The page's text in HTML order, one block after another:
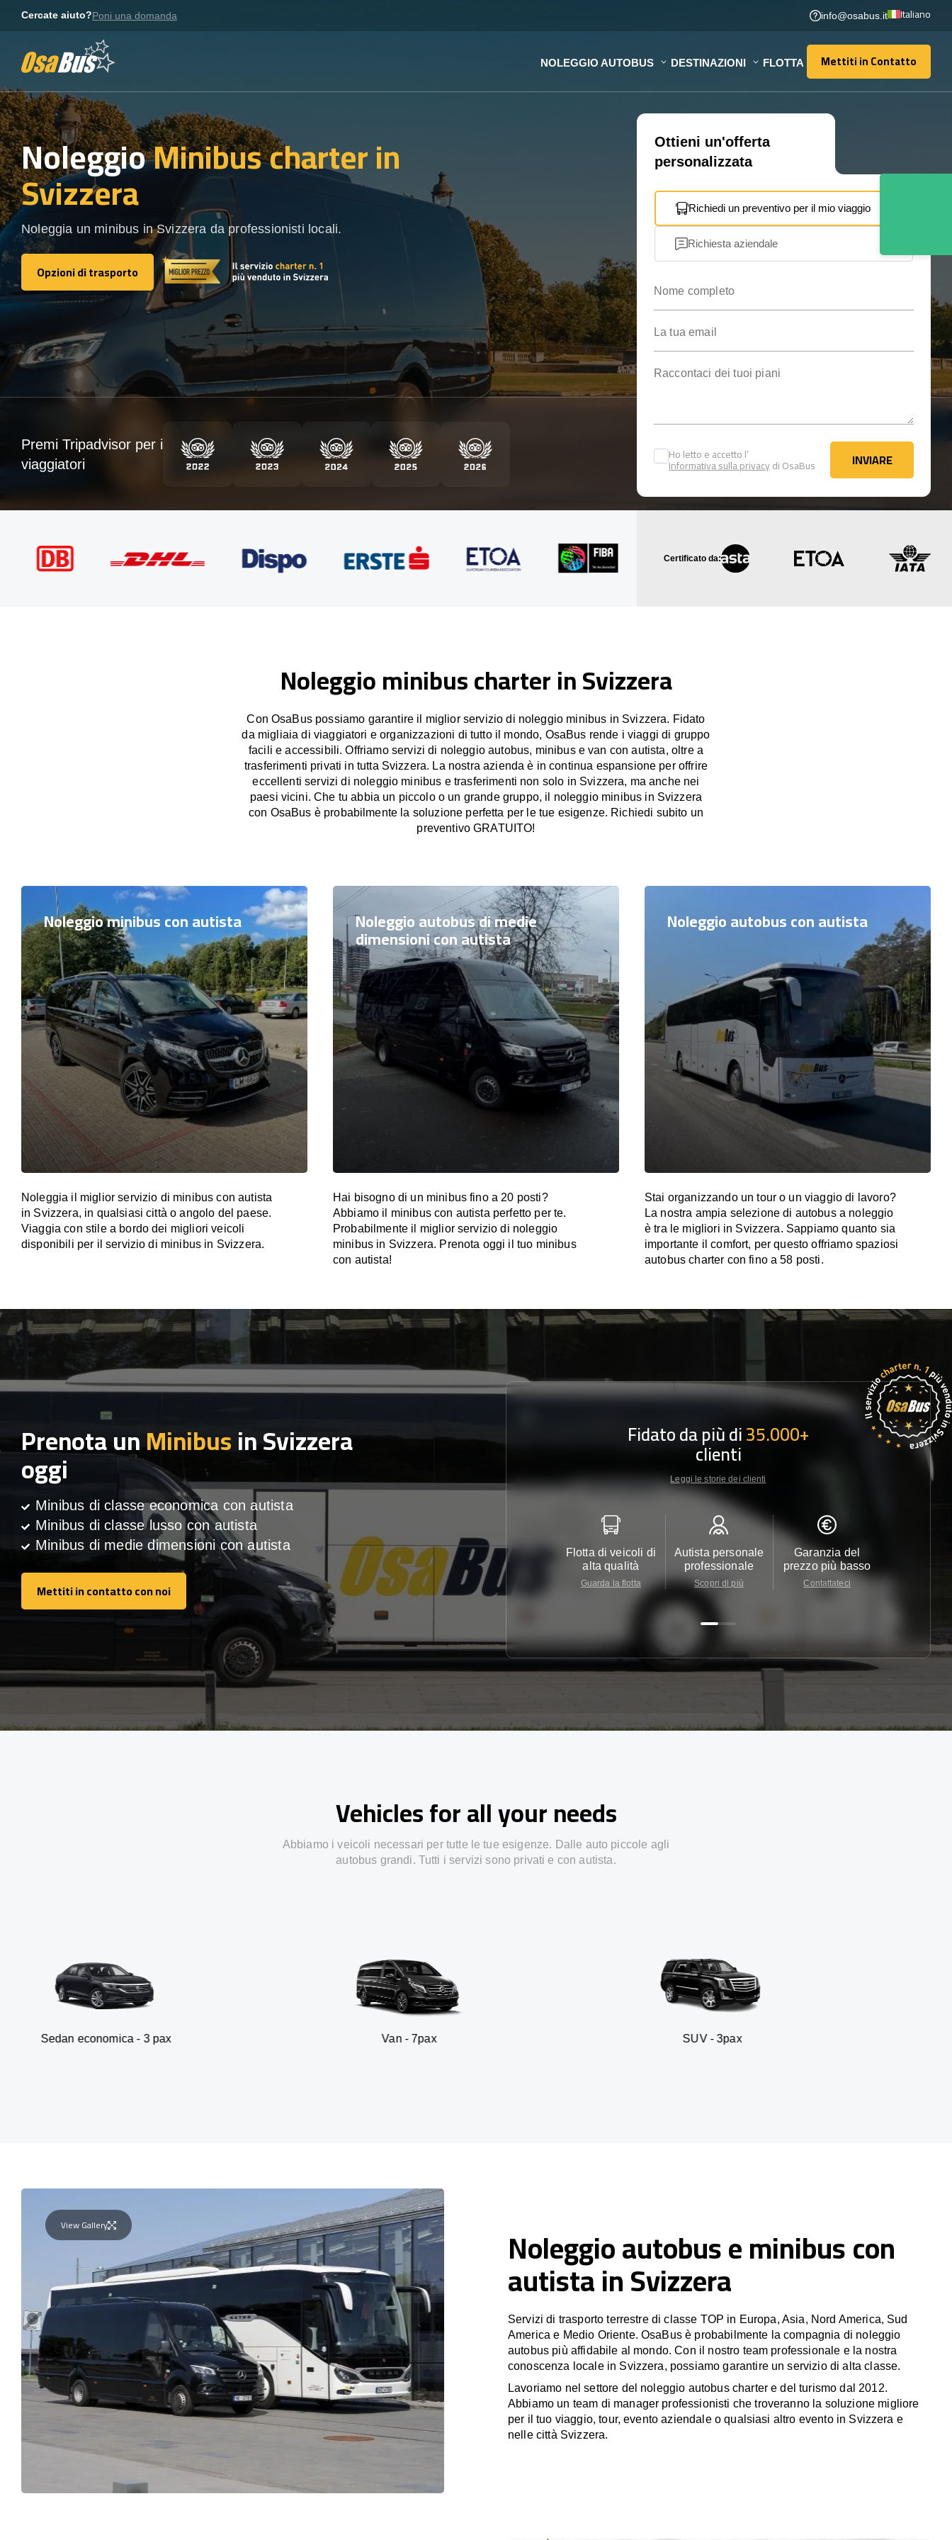
Cercate aiuto?Poni una domanda info@osabus.it Italiano
NOLEGGIO AUTOBUS DESTINAZIONI FLOTTA Mettiti in Contatto
Mettiti in Contatto
NoleggioMinibus charterin
Svizzera
Noleggia un minibus in Svizzera da professionisti locali.
Opzioni di trasporto
Opzioni di trasporto
Ottieni un'offerta
personalizzata
Richiedi un preventivo per il mio viaggio
Richiesta aziendale
Ho letto e accetto l’
Informativa sulla privacydi OsaBus INVIARE
INVIARE
Premi Tripadvisor per i
viaggiatori
Certificato da:
Noleggio minibus charter in Svizzera
Con OsaBus possiamo garantire il miglior servizio di noleggio minibus in Svizzera. Fidato
da migliaia di viaggiatori e organizzazioni di tutto il mondo, OsaBus rende i viaggi di gruppo
facili e accessibili. Offriamo servizi di noleggio autobus, minibus e van con autista, oltre a
trasferimenti privati in tutta Svizzera. La nostra azienda è in continua espansione per offrire
eccellenti servizi di noleggio minibus e trasferimenti non solo in Svizzera, ma anche nei
paesi vicini. Che tu abbia un piccolo o un grande gruppo, il noleggio minibus in Svizzera
con OsaBus è probabilmente la soluzione perfetta per le tue esigenze. Richiedi subito un
preventivo GRATUITO!
Noleggio minibus con autista
Noleggia il miglior servizio di minibus con autista
in Svizzera, in qualsiasi città o angolo del paese.
Viaggia con stile a bordo dei migliori veicoli
disponibili per il servizio di minibus in Svizzera.
Noleggio autobus di medie
dimensioni con autista
Hai bisogno di un minibus fino a 20 posti?
Abbiamo il minibus con autista perfetto per te.
Probabilmente il miglior servizio di noleggio
minibus in Svizzera. Prenota oggi il tuo minibus
con autista!
Noleggio autobus con autista
Stai organizzando un tour o un viaggio di lavoro?
La nostra ampia selezione di autobus a noleggio
è tra le migliori in Svizzera. Sappiamo quanto sia
importante il comfort, per questo offriamo spaziosi
autobus charter con fino a 58 posti.
Prenota unMinibusin Svizzera
oggi
Minibus di classe economica con autista
Minibus di classe lusso con autista
Minibus di medie dimensioni con autista
Mettiti in contatto con noi
Mettiti in contatto con noi
Fidato da più di35.000+
clienti
Leggi le storie dei clienti
Flotta di veicoli di
alta qualità
Guarda la flotta
Autista personale
professionale
Scopri di più
Garanzia del
prezzo più basso
Contattateci
Vehicles for all your needs
Abbiamo i veicoli necessari per tutte le tue esigenze. Dalle auto piccole agli
autobus grandi. Tutti i servizi sono privati e con autista.
- 3 pax
View Gallery Noleggio autobus e minibus con
autista in Svizzera
Servizi di trasporto terrestre di classe TOP in Europa, Asia, Nord America, Sud
America e Medio Oriente. OsaBus è probabilmente la compagnia di noleggio
autobus più affidabile al mondo. Con il nostro team professionale e la nostra
conoscenza locale in Svizzera, possiamo garantire un servizio di alta classe.
Lavoriamo nel settore del noleggio autobus charter e del turismo dal 2012.
Abbiamo un team di manager professionisti che troveranno la soluzione migliore
per il tuo viaggio, tour, evento aziendale o qualsiasi altro evento in Svizzera e
nelle città Svizzera.